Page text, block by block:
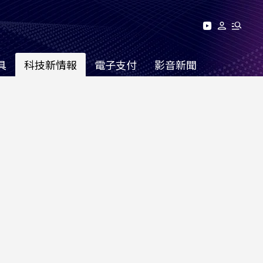
科技新情報 電子支付 影音新聞